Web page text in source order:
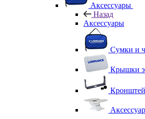
Аксессуары
Назад
Аксессуары
Сумки и
Крышки